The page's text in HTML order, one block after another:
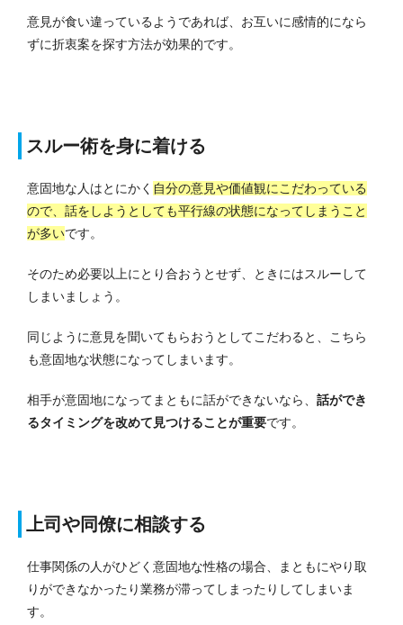
意見が食い違っているようであれば、お互いに感情的になら
ずに折衷案を探す方法が効果的です。
スルー術を身に着ける
意固地な人はとにかく 自分の意見や価値観にこだわっている
ので、話をしようとしても平行線の状態になってしまうこと
が多いです。
そのため必要以上にとり合おうとせず、ときにはスルーして
しまいましょう。
同じように意見を聞いてもらおうとしてこだわると、こちら
も意固地な状態になってしまいます。
相手が意固地になってまともに話ができないなら、 話ができ
るタイミングを改めて見つけることが重要です。
上司や同僚に相談する
仕事関係の人がひどく意固地な性格の場合、まともにやり取
りができなかったり業務が滞ってしまったりしてしまいま
す。